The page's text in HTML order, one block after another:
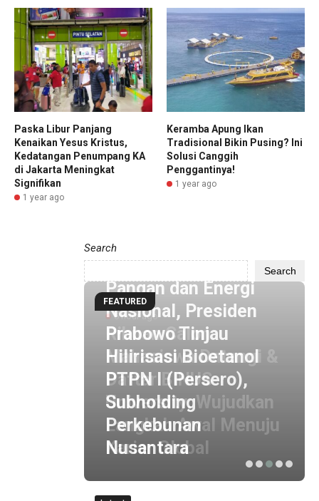
Paska Libur Panjang
Kenaikan Yesus Kristus,
Kedatangan Penumpang KA
di Jakarta Meningkat
Signifikan
1 year ago
Keramba Apung Ikan
Tradisional Bikin Pusing? Ini
Solusi Canggih
Penggantinya!
1 year ago
Search
Search
FEATURED
6 hour ago
Perkuat Ketahanan
Pangan dan Energi
Nasional, Presiden
Prabowo Tinjau
Hilirisasi Bioetanol
PTPN I (Persero),
Subholding
Perkebunan
Nusantara